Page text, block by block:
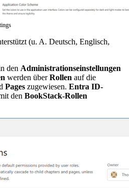
(u. A. Deutsch, Englisch,
den Administrationseinstellungen
werden überRollen auf die
Pages zugewiesen. Entra ID-
den BookStack-Rollen